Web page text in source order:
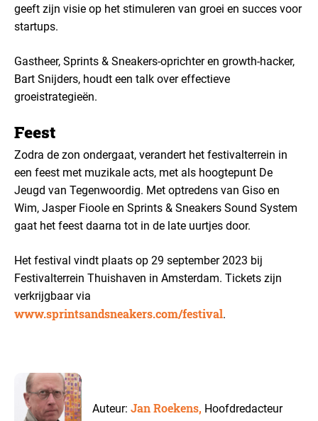
geeft zijn visie op het stimuleren van groei en succes voor
startups.
Gastheer, Sprints & Sneakers-oprichter en growth-hacker,
Bart Snijders, houdt een talk over effectieve
groeistrategieën.
Feest
Zodra de zon ondergaat, verandert het festivalterrein in
een feest met muzikale acts, met als hoogtepunt De
Jeugd van Tegenwoordig. Met optredens van Giso en
Wim, Jasper Fioole en Sprints & Sneakers Sound System
gaat het feest daarna tot in de late uurtjes door.
Het festival vindt plaats op 29 september 2023 bij
Festivalterrein Thuishaven in Amsterdam. Tickets zijn
verkrijgbaar via
www.sprintsandsneakers.com/festival.
Auteur:Jan Roekens, Hoofdredacteur